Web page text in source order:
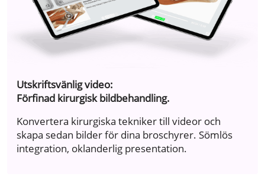
Utskriftsvänlig video:
Förfinad kirurgisk bildbehandling.
Konvertera kirurgiska tekniker till videor och
skapa sedan bilder för dina broschyrer. Sömlös
integration, oklanderlig presentation.